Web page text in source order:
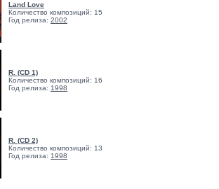
Land Love
Количество композиций: 15
Год релиза: 2002
R. (CD 1)
Количество композиций: 16
Год релиза: 1998
R. (CD 2)
Количество композиций: 13
Год релиза: 1998